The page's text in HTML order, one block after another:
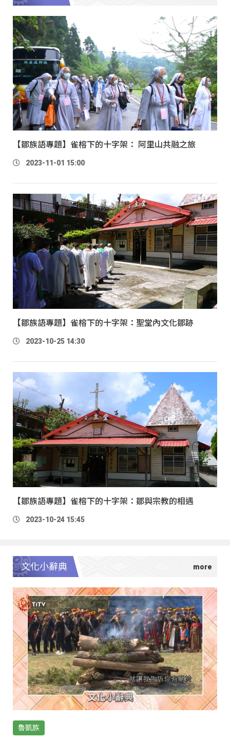
【鄒族語專題】雀榕下的十字架： 阿里山共融之旅
2023-11-01 15:00
【鄒族語專題】雀榕下的十字架：聖堂內文化鄒跡
2023-10-25 14:30
【鄒族語專題】雀榕下的十字架：鄒與宗教的相遇
2023-10-24 15:45
文化小辭典
魯凱族